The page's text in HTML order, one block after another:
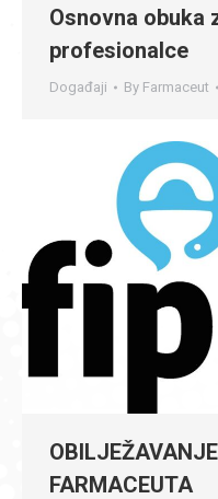
Osnovna obuka
profesionalce
Događaji By Farmaceut
FARMACEUTA